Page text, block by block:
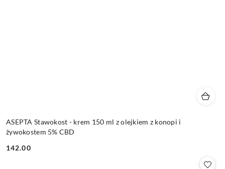
ASEPTA Stawokost - krem 150 ml z olejkiem z konopi i
żywokostem 5% CBD
Cena:
142.00